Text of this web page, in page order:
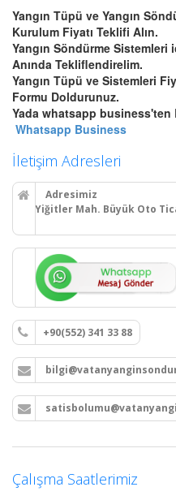
Yangın Tüpü ve Yangın
Kurulum Fiyatı Teklifi Alın.
Yangın Söndürme
Anında Tekliflendirelim.
Yangın Tüpü ve Sistemleri
Formu Doldurunuz.
Yada whatsapp business'ten
Whatsapp Business
İletişim Adresleri
Adresimiz
Yiğitler Mah. Büyük Oto
Yıldırım
+90(552) 341 33 88
Çalışma Saatlerimiz